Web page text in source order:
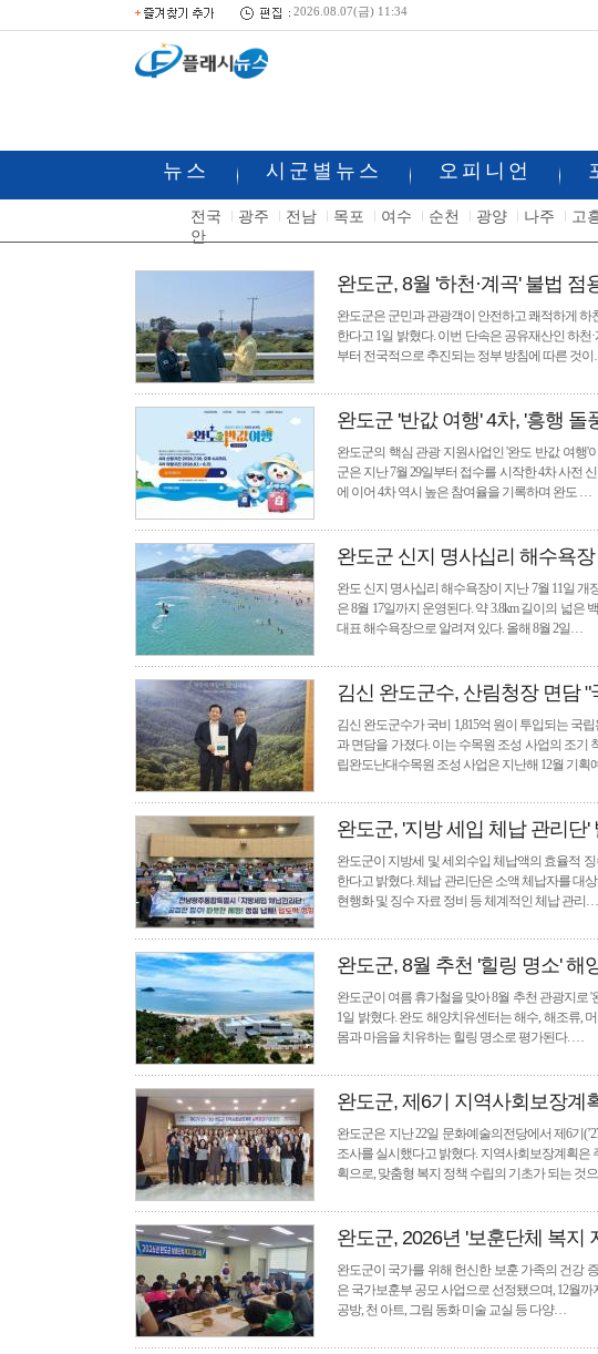
2026.08.07(금) 11:34
뉴스 시군별뉴스 오피니언
전국 광주 전남 목포 여수 순천 광양 나주 고
안
완도군, 8월 '하천·계곡' 불법 점
완도군은 군민과 관광객이 안전하고 쾌적하게 하
한다고 1일 밝혔다. 이번 단속은 공유재산인 하
부터 전국적으로 추진되는 정부 방침에 따른 것
완도군 '반값 여행' 4차, '흥행 돌
완도군의 핵심 관광 지원사업인 '완도 반값 여행'
군은 지난 7월 29일부터 접수를 시작한 4차 사전
에 이어 4차 역시 높은 참여율을 기록하며 완도 …
완도군 신지 명사십리 해수욕
완도 신지 명사십리 해수욕장이 지난 7월 11일 개
은 8월 17일까지 운영된다. 약 3.8km 길이의 넓
대표 해수욕장으로 알려져 있다. 올해 8월 2일…
김신 완도군수, 산림청장 면담
김신 완도군수가 국비 1,815억 원이 투입되는 국
과 면담을 가졌다. 이는 수목원 조성 사업의 조기
립완도난대수목원 조성 사업은 지난해 12월 기
완도군, '지방 세입 체납 관리
완도군이 지방세 및 세외수입 체납액의 효율적
한다고 밝혔다. 체납 관리단은 소액 체납자를 대
현행화 및 징수 자료 정비 등 체계적인 체납 관리…
완도군, 8월 추천 '힐링 명소' 해
완도군이 여름 휴가철을 맞아 8월 추천 관광지로
1일 밝혔다. 완도 해양치유센터는 해수, 해조류,
몸과 마음을 치유하는 힐링 명소로 평가된다. …
완도군, 제6기 지역사회보장계
완도군은 지난 22일 문화예술의전당에서 제6기
조사를 실시했다고 밝혔다. 지역사회보장계획은
획으로, 맞춤형 복지 정책 수립의 기초가 되는 것
완도군, 2026년 '보훈단체 복
완도군이 국가를 위해 헌신한 보훈 가족의 건강
은 국가보훈부 공모 사업으로 선정됐으며, 12월
공방, 천 아트, 그림 동화 미술 교실 등 다양…